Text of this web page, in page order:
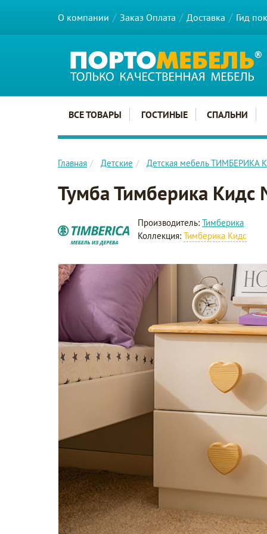
О компании Заказ Оплата Доставка Гид
Главное меню сайта
ВСЕ ТОВАРЫ ГОСТИНЫЕ СПАЛЬНИ
Главная Детские Детская мебель ТИМБЕРИКА
Тумба Тимберика
Производитель: Тимберика
Коллекция: Тимберика Кидс